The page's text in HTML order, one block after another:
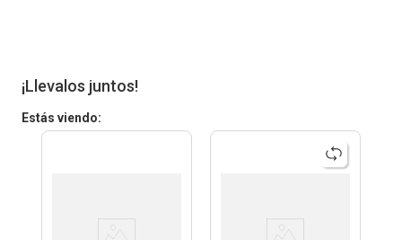
¡Llevalos juntos!
Estás viendo: